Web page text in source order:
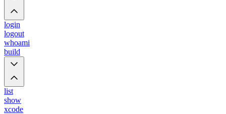
login
logout
whoami
build
list
show
xcode